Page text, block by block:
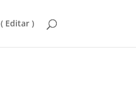
( Editar )